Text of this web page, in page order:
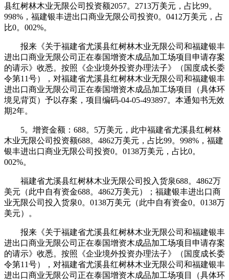
县红树林木业无限公司投资额2057。2713万美元，占比99。
998%，福建银丰进出口商业无限公司投资0。0412万美元，占
比0。002%。
报来《关于福建省尤溪县红树林木业无限公司和福建银丰
进出口商业无限公司正在泰国增资木成品加工场项目申请存案
的请示》收悉。按照《企业境外投资办理法子》（国度成长委
令第11号），对福建省尤溪县红树林木业无限公司和福建银丰
进出口商业无限公司正在泰国增资木成品加工场项目（具体环
境见背页）予以存案，项目编码-04-05-493897。本通知书无效
期2年。
5。增资金额：688。5万美元，此中福建省尤溪县红树林
木业无限公司投资额688。4862万美元，占比99。998%，福建
银丰进出口商业无限公司投资0。0138万美元，占比0。
002%。
福建省尤溪县红树林木业无限公司投入货泉688。4862万
美元（此中自有资金688。4862万美元）；福建银丰进出口商
业无限公司投入货泉0。0138万美元（此中自有资金0。0138万
美元）。
报来《关于福建省尤溪县红树林木业无限公司和福建银丰
进出口商业无限公司正在泰国增资木成品加工场项目申请存案
的请示》收悉。按照《企业境外投资办理法子》（国度成长委
令第11号），对福建省尤溪县红树林木业无限公司和福建银丰
进出口商业无限公司正在泰国增资木成品加工场项目（具体环